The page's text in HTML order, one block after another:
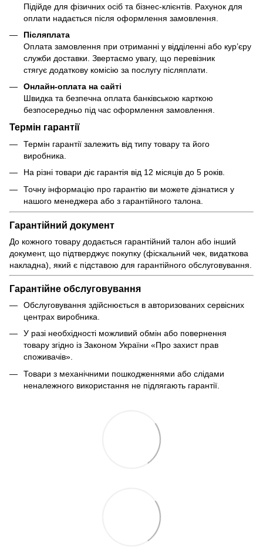
Підійде для фізичних осіб та бізнес-клієнтів. Рахунок для
оплати надається після оформлення замовлення.
Післяплата
Оплата замовлення при отриманні у відділенні або кур’єру
служби доставки. Звертаємо увагу, що перевізник
стягує додаткову комісію за послугу післяплати.
Онлайн-оплата на сайті
Швидка та безпечна оплата банківською карткою
безпосередньо під час оформлення замовлення.
Термін гарантії
Термін гарантії залежить від типу товару та його
виробника.
На різні товари діє гарантія від 12 місяців до 5 років.
Точну інформацію про гарантію ви можете дізнатися у
нашого менеджера або з гарантійного талона.
Гарантійний документ
До кожного товару додається гарантійний талон або інший
документ, що підтверджує покупку (фіскальний чек, видаткова
накладна), який є підставою для гарантійного обслуговування.
Гарантійне обслуговування
Обслуговування здійснюється в авторизованих сервісних
центрах виробника.
У разі необхідності можливий обмін або повернення
товару згідно із Законом України «Про захист прав
споживачів».
Товари з механічними пошкодженнями або слідами
неналежного використання не підлягають гарантії.